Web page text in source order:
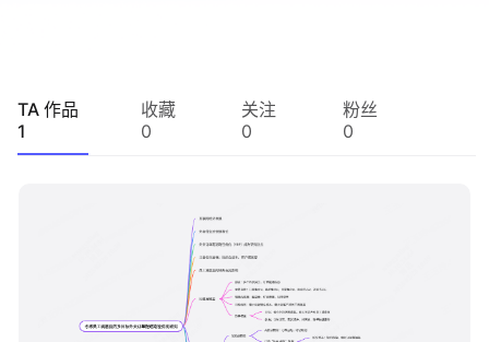
TA 作品
1
收藏
0
关注
0
粉丝
0
boardmix